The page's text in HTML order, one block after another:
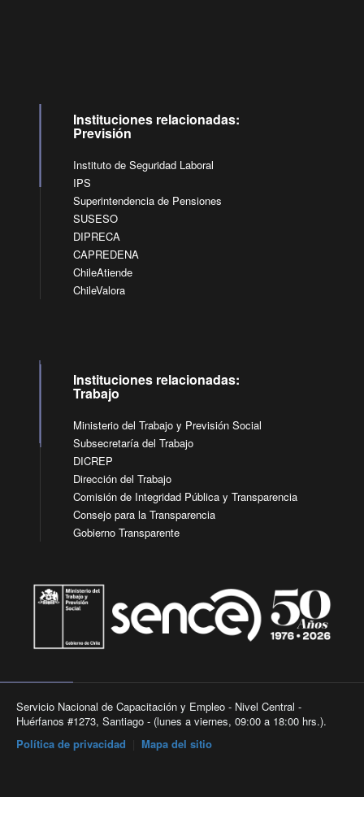
Instituciones relacionadas:
Previsión
Instituto de Seguridad Laboral
IPS
Superintendencia de Pensiones
SUSESO
DIPRECA
CAPREDENA
ChileAtiende
ChileValora
Instituciones relacionadas:
Trabajo
Ministerio del Trabajo y Previsión Social
Subsecretaría del Trabajo
DICREP
Dirección del Trabajo
Comisión de Integridad Pública y Transparencia
Consejo para la Transparencia
Gobierno Transparente
Servicio Nacional de Capacitación y Empleo - Nivel Central -
Huérfanos #1273, Santiago - (lunes a viernes, 09:00 a 18:00 hrs.).
Política de privacidad
Mapa del sitio